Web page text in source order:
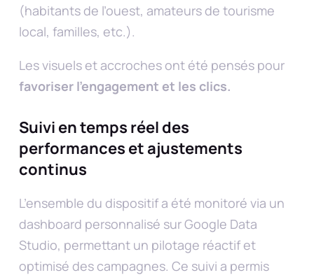
(habitants de l’ouest, amateurs de tourisme
local, familles, etc.).
Les visuels et accroches ont été pensés pour
favoriser l’engagement et les clics.
Suivi en temps réel des
performances et ajustements
continus
L’ensemble du dispositif a été monitoré via un
dashboard personnalisé sur Google Data
Studio, permettant un pilotage réactif et
optimisé des campagnes. Ce suivi a permis